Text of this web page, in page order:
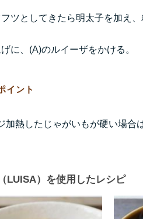
フツとしてきたら明太子を加え
に、(A)のルイーザをかける。
加熱したじゃがいもが硬い場合
LUISA）を使用したレシピ